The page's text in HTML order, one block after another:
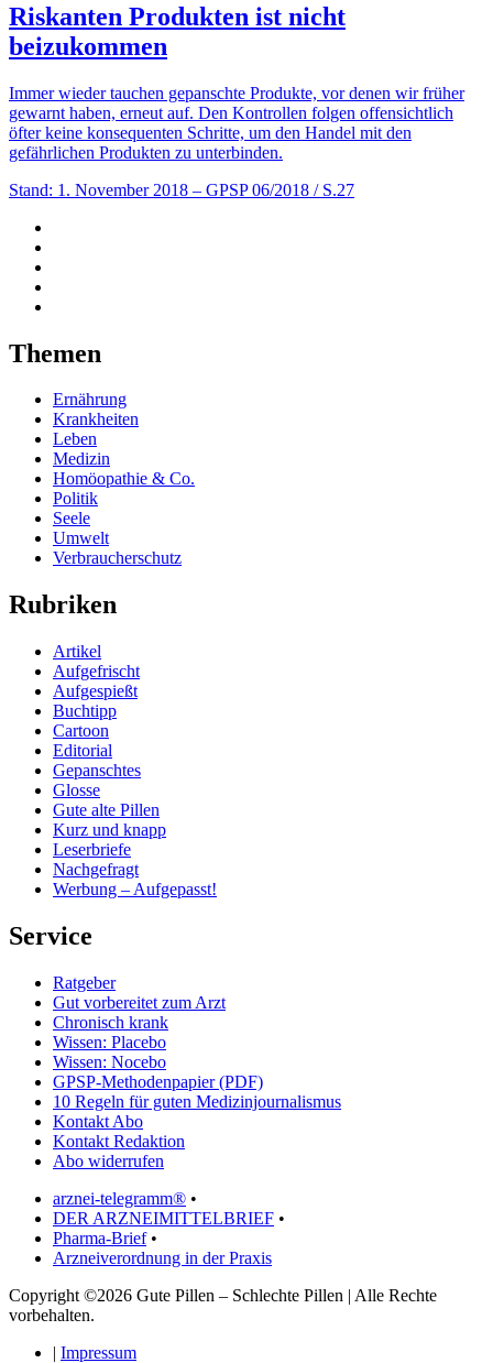
Riskanten Produkten ist nicht
beizukommen
Immer wieder tauchen gepanschte Produkte, vor denen wir früher
gewarnt haben, erneut auf. Den Kontrollen folgen offensichtlich
öfter keine konsequenten Schritte, um den Handel mit den
gefährlichen Produkten zu ­unterbinden.
Stand: 1. November 2018 – GPSP 06/2018 / S.27
Themen
Ernährung
Krankheiten
Leben
Medizin
Homöopathie & Co.
Politik
Seele
Umwelt
Verbraucherschutz
Rubriken
Artikel
Aufgefrischt
Aufgespießt
Buchtipp
Cartoon
Editorial
Gepanschtes
Glosse
Gute alte Pillen
Kurz und knapp
Leserbriefe
Nachgefragt
Werbung – Aufgepasst!
Service
Ratgeber
Gut vorbereitet zum Arzt
Chronisch krank
Wissen: Placebo
Wissen: Nocebo
GPSP-Methodenpapier (PDF)
10 Regeln für guten Medizinjournalismus
Kontakt Abo
Kontakt Redaktion
Abo widerrufen
arznei-telegramm® •
DER ARZNEIMITTELBRIEF •
Pharma-Brief•
Arzneiverordnung in der Praxis
Copyright ©2026 Gute Pillen – Schlechte Pillen | Alle Rechte
vorbehalten.
| Impressum